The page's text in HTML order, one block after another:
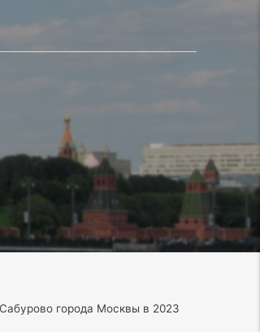
города Москвы в 2023